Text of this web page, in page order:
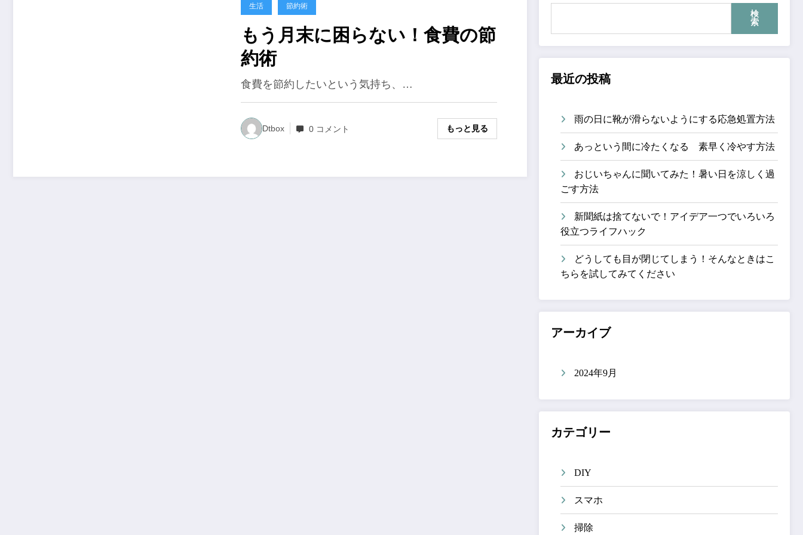
生活 節約術
もう月末に困らない！食費の節
約術
食費を節約したいという気持ち、…
Dtbox 0 コメント もっと見る
検
索
最近の投稿
雨の日に靴が滑らないようにする応急処置方法
あっという間に冷たくなる 素早く冷やす方法
おじいちゃんに聞いてみた！暑い日を涼しく過
ごす方法
新聞紙は捨てないで！アイデア一つでいろいろ
役立つライフハック
どうしても目が閉じてしまう！そんなときはこ
ちらを試してみてください
アーカイブ
2024年9月
カテゴリー
DIY
スマホ
掃除